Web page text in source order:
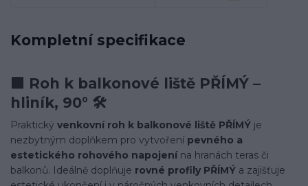
Kompletní specifikace
🟩 Roh k balkonové liště PŘÍMÝ –
hliník, 90° 🛠️
Praktický venkovní roh k balkonové liště PŘÍMÝ je
nezbytným doplňkem pro vytvoření pevného a
estetického rohového napojenína hranách teras či
balkonů. Ideálně doplňuje rovné profily PŘÍMÝ a zajišťuje